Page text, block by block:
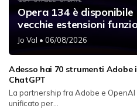
Opera 134 è
vecchie estensioni
Jo Val • 06/08/2026
Adesso hai 70 strumenti
ChatGPT
La partnership fra Adobe e
unificato per...